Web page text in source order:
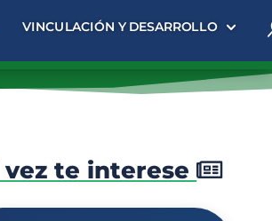
VINCULACIÓN Y DESARROLLO
vez te interese